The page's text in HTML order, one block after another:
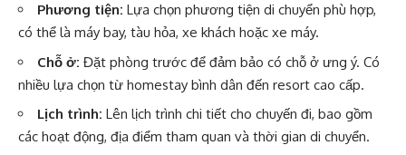
Phương tiện: Lựa chọn phương tiện di chuyển phù hợp,
có thể là máy bay, tàu hỏa, xe khách hoặc xe máy.
Chỗ ở: Đặt phòng trước để đảm bảo có chỗ ở ưng ý. Có
nhiều lựa chọn từ homestay bình dân đến resort cao cấp.
Lịch trình: Lên lịch trình chi tiết cho chuyến đi, bao gồm
các hoạt động, địa điểm tham quan và thời gian di chuyển.